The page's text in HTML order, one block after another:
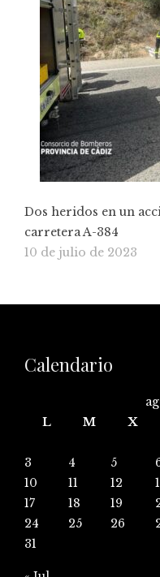
Dos heridos en un
carretera A-384
10 de julio de 2023
Calendario
L
M X
3
4 5
10
11 12
17
18 19
24
25 26
31